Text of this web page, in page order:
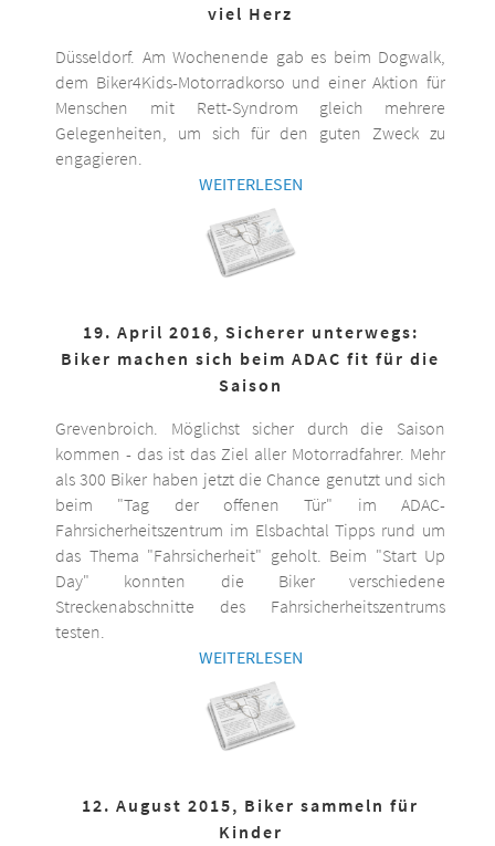
viel Herz
Düsseldorf. Am Wochenende gab es beim Dogwalk,
dem Biker4Kids-Motorradkorso und einer Aktion für
Menschen mit Rett-Syndrom gleich mehrere
Gelegenheiten, um sich für den guten Zweck zu
engagieren.
WEITERLESEN
19. April 2016, Sicherer unterwegs:
Biker machen sich beim ADAC fit für die
Saison
Grevenbroich. Möglichst sicher durch die Saison
kommen - das ist das Ziel aller Motorradfahrer. Mehr
als 300 Biker haben jetzt die Chance genutzt und sich
beim "Tag der offenen Tür" im ADAC-
Fahrsicherheitszentrum im Elsbachtal Tipps rund um
das Thema "Fahrsicherheit" geholt. Beim "Start Up
Day" konnten die Biker verschiedene
Streckenabschnitte des Fahrsicherheitszentrums
testen.
WEITERLESEN
12. August 2015, Biker sammeln für
Kinder